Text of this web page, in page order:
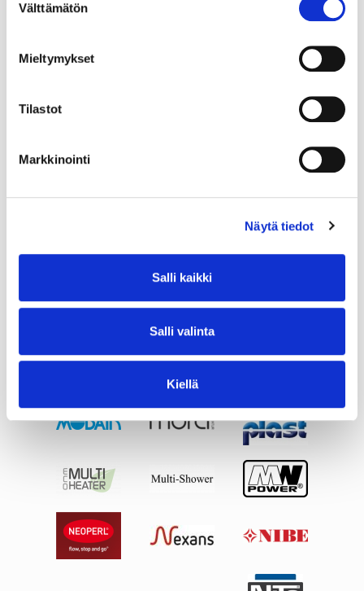
valinta
Välttämätön
Mieltymykset
Tilastot
Markkinointi
Näytä tiedot
Salli kaikki
Salli valinta
Kiellä